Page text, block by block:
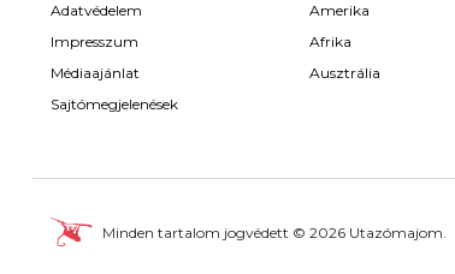
Adatvédelem
Impresszum
Médiaajánlat
Sajtómegjelenések
Amerika
Afrika
Ausztrália
Minden tartalom jogvédett © 2026 Utazómajom.